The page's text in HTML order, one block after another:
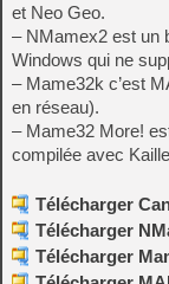
et Neo Geo.
– NMamex2 est un
Windows qui ne
– Mame32k c’est
en réseau).
– Mame32 More!
compilée avec
Télécharger
Télécharger
Télécharger